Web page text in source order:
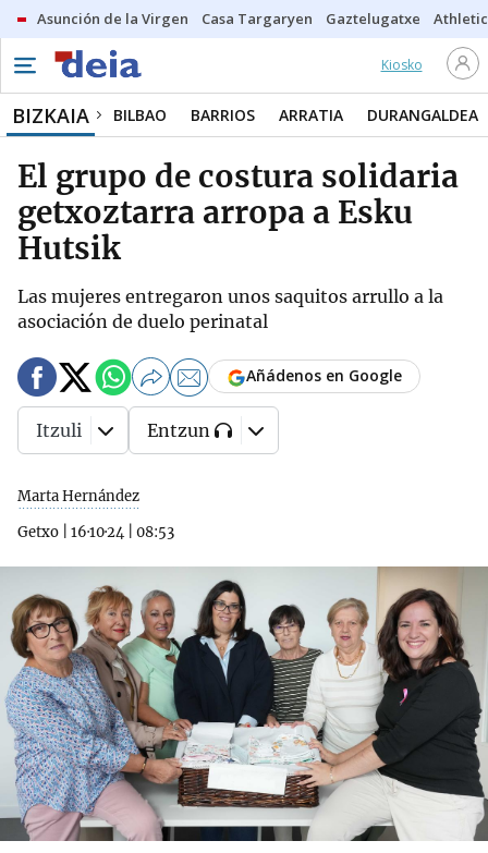
Asunción de la Virgen Casa Targaryen Gaztelugatxe Athletic
Kiosko
BIZKAIA BILBAO BARRIOS ARRATIA DURANGALDEA
El grupo de costura solidaria
getxoztarra arropa a Esku
Hutsik
Las mujeres entregaron unos saquitos arrullo a la
asociación de duelo perinatal
Marta Hernández
Getxo
16·10·24 08:53
Añádenos en Google
Itzuli Entzun